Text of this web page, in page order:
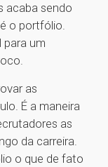
acaba sendo
o portfólio.
para um
as
É a maneira
as
da carreira.
o que de fato